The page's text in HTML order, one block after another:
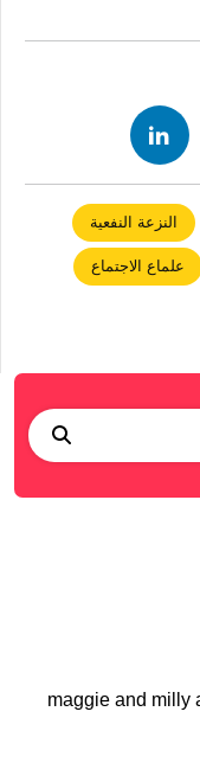
النزعة النفعية
علماع الاجتماع